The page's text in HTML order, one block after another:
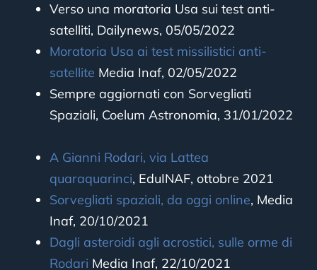
Verso una moratoria Usa sui test anti-
satelliti, Dailynews, 05/05/2022
Moratoria Usa ai test missilistici anti-
satellite Media Inaf, 02/05/2022
Sempre aggiornati con Sorvegliati
Spaziali, Coelum Astronomia, 31/01/2022
A Gianni Rodari, via Lattea
quaraquarinci, EduINAF, ottobre 2021
Sorvegliati spaziali, da oggi online, Media
Inaf, 20/10/2021
Dagli asteroidi agli acrostici, sulle orme di
Rodari Media Inaf, 22/10/2021